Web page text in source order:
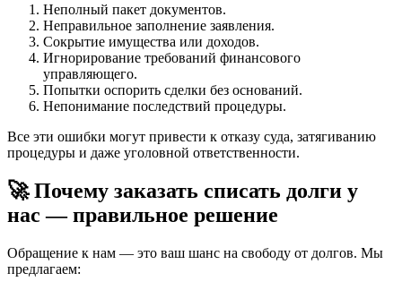
Неполный пакет документов.
Неправильное заполнение заявления.
Сокрытие имущества или доходов.
Игнорирование требований финансового
управляющего.
Попытки оспорить сделки без оснований.
Непонимание последствий процедуры.
Все эти ошибки могут привести к отказу суда, затягиванию
процедуры и даже уголовной ответственности.
🚀 Почему заказать списать долги у
нас — правильное решение
Обращение к нам — это ваш шанс на свободу от долгов. Мы
предлагаем: